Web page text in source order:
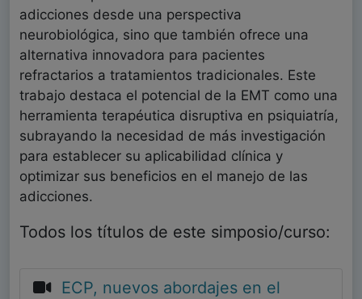
adicciones desde una perspectiva
neurobiológica, sino que también ofrece una
alternativa innovadora para pacientes
refractarios a tratamientos tradicionales. Este
trabajo destaca el potencial de la EMT como una
herramienta terapéutica disruptiva en psiquiatría,
subrayando la necesidad de más investigación
para establecer su aplicabilidad clínica y
optimizar sus beneficios en el manejo de las
adicciones.
Todos los títulos de este simposio/curso:
ECP, nuevos abordajes en el